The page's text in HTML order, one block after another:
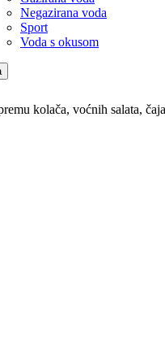
Negazirana voda
Sport
Voda s okusom
kolača, voćnih salata,